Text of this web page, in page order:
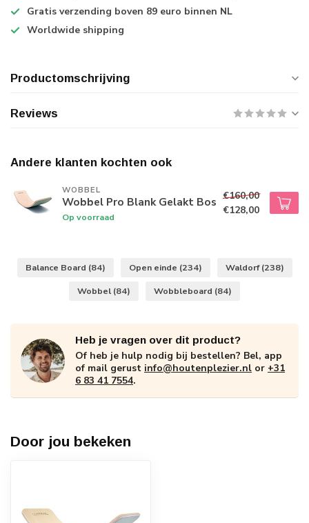
Gratis verzending boven 89 euro binnen NL
Worldwide shipping
Productomschrijving
Reviews
Andere klanten kochten ook
WOBBEL
Wobbel Pro Blank Gelakt Bos
Op voorraad
€160,00
€128,00
Balance Board (84) Open einde (234) Waldorf(238)
Wobbel (84) Wobbleboard (84)
Heb je vragen over dit product?
Of heb je hulp nodig bij bestellen? Bel, app
of mail gerust info@houtenplezier.nl or +31
6 83 41 7554.
Door jou bekeken